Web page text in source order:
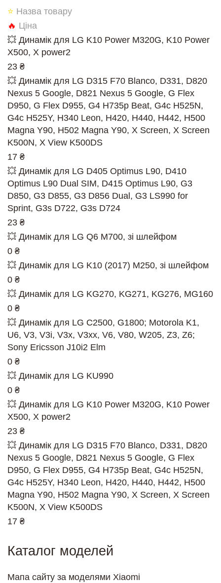
⭐ Назва товару
🔥 Ціна
💥 Динамік для LG K10 Power M320G, K10 Power
X500, X power2
23 ₴
💥 Динамік для LG D315 F70 Blanco, D331, D820
Nexus 5 Google, D821 Nexus 5 Google, G Flex
D950, G Flex D955, G4 H735p Beat, G4c H525N,
G4c H525Y, H340 Leon, H420, H440, H442, H500
Magna Y90, H502 Magna Y90, X Screen, X Screen
K500N, X View K500DS
17 ₴
💥 Динамік для LG D405 Optimus L90, D410
Optimus L90 Dual SIM, D415 Optimus L90, G3
D850, G3 D855, G3 D856 Dual, G3 LS990 for
Sprint, G3s D722, G3s D724
23 ₴
💥 Динамік для LG Q6 M700, зі шлейфом
0 ₴
💥 Динамік для LG K10 (2017) M250, зі шлейфом
0 ₴
💥 Динамік для LG KG270, KG271, KG276, MG160
0 ₴
💥 Динамік для LG C2500, G1800; Motorola K1,
U6, V3, V3i, V3x, V3xx, V6, V80, W205, Z3, Z6;
Sony Ericsson J10i2 Elm
0 ₴
💥 Динамік для LG KU990
0 ₴
💥 Динамік для LG K10 Power M320G, K10 Power
X500, X power2
23 ₴
💥 Динамік для LG D315 F70 Blanco, D331, D820
Nexus 5 Google, D821 Nexus 5 Google, G Flex
D950, G Flex D955, G4 H735p Beat, G4c H525N,
G4c H525Y, H340 Leon, H420, H440, H442, H500
Magna Y90, H502 Magna Y90, X Screen, X Screen
K500N, X View K500DS
17 ₴
Каталог моделей
Мапа сайту за моделями Xiaomi